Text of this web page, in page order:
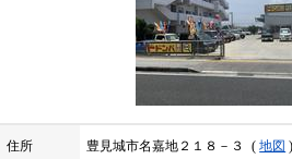
住所 豊見城市名嘉地２１８－３ 地図